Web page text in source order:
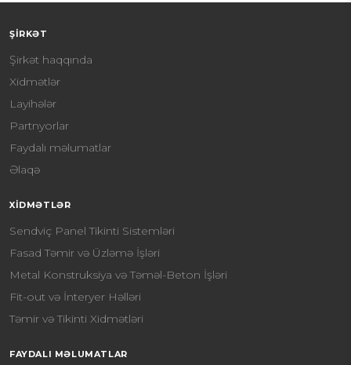
ŞIRKƏT
Şirkət haqqında
Xidmətlər
Layihələr
Partnyorlar
Faydalı məlumatlar
Əlaqə
XIDMƏTLƏR
Sendviç Panel Tikinti Sistemləri
Fasad Təmir və Üzləmə İşləri
Metal Konstruksiya və Təməl-Beton İşləri
Fit-out və İnteryer Həlləri
Təmir və Tikinti Xidmətləri
FAYDALI MƏLUMATLAR